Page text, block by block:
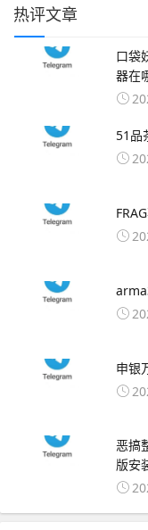
热评文章
口袋
器在
51品
申银
恶搞
版安